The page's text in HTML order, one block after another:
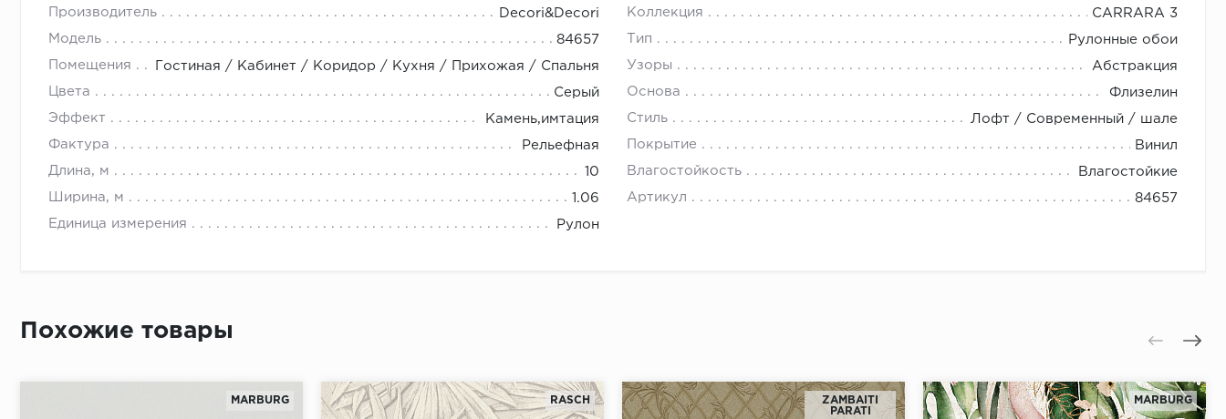
Производитель Decori&Decori Коллекция CARRARA 3
Модель 84657 Тип Рулонные обои
Помещения Гостиная / Кабинет / Коридор / Кухня / Прихожая / Спальня Узоры Абстракция
Цвета Серый Основа Флизелин
Эффект Камень,имтация Стиль Лофт / Современный / шале
Фактура Рельефная Покрытие Винил
Длина, м 10 Влагостойкость Влагостойкие
Ширина, м 1.06 Артикул 84657
Единица измерения Рулон
Похожие товары
MARBURG RASCH
ZAMBAITI
PARATI
MARBURG